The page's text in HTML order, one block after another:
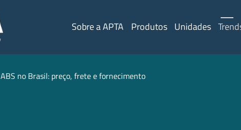
Sobre a APTA Produtos Unidades
ABS no Brasil: preço, frete e fornecimento